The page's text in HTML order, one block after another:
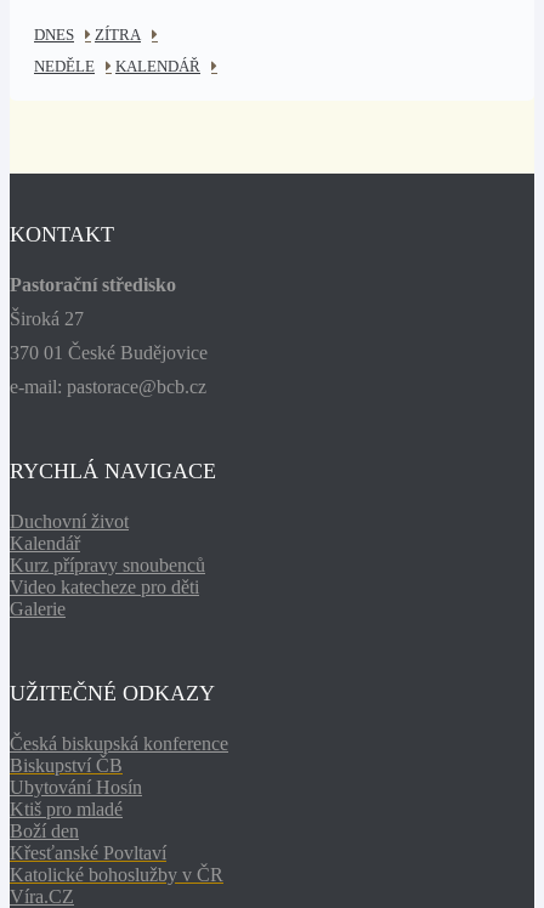
DNES
ZÍTRA
NEDĚLE
KALENDÁŘ
KONTAKT
Pastorační středisko
Široká 27
370 01 České Budějovice
e-mail: pastorace@bcb.cz
RYCHLÁ NAVIGACE
Duchovní život
Kalendář
Kurz přípravy snoubenců
Video katecheze pro děti
Galerie
UŽITEČNÉ ODKAZY
Česká biskupská konference
Biskupství ČB
Ubytování Hosín
Ktiš pro mladé
Boží den
Křesťanské Povltaví
Katolické bohoslužby v ČR
Víra.CZ